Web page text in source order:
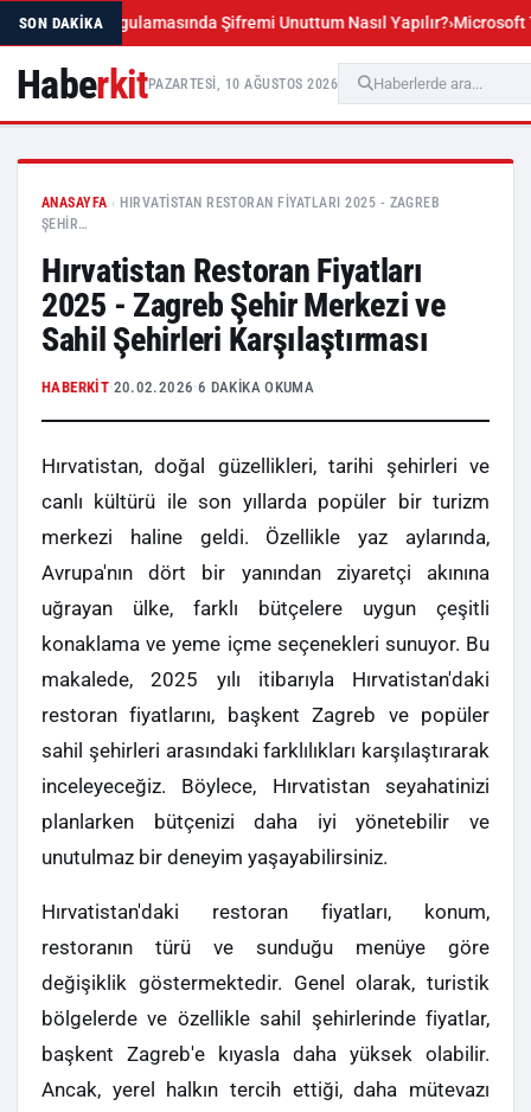
SON DAKIKA
Uygulamasında Şifremi Unuttum Nasıl Yapılır? Microsoft Teams
HaberkitPAZARTESI, 10 AĞUSTOS 2026
ANASAYFA › HIRVATISTAN RESTORAN FIYATLARI 2025 - ZAGREB
ŞEHIR…
Hırvatistan Restoran Fiyatları
2025 - Zagreb Şehir Merkezi ve
Sahil Şehirleri Karşılaştırması
HABERKIT·20.02.2026·6 DAKIKA OKUMA
Hırvatistan, doğal güzellikleri, tarihi şehirleri ve
canlı kültürü ile son yıllarda popüler bir turizm
merkezi haline geldi. Özellikle yaz aylarında,
Avrupa'nın dört bir yanından ziyaretçi akınına
uğrayan ülke, farklı bütçelere uygun çeşitli
konaklama ve yeme içme seçenekleri sunuyor. Bu
makalede, 2025 yılı itibarıyla Hırvatistan'daki
restoran fiyatlarını, başkent Zagreb ve popüler
sahil şehirleri arasındaki farklılıkları karşılaştırarak
inceleyeceğiz. Böylece, Hırvatistan seyahatinizi
planlarken bütçenizi daha iyi yönetebilir ve
unutulmaz bir deneyim yaşayabilirsiniz.
Hırvatistan'daki restoran fiyatları, konum,
restoranın türü ve sunduğu menüye göre
değişiklik göstermektedir. Genel olarak, turistik
bölgelerde ve özellikle sahil şehirlerinde fiyatlar,
başkent Zagreb'e kıyasla daha yüksek olabilir.
Ancak, yerel halkın tercih ettiği, daha mütevazı